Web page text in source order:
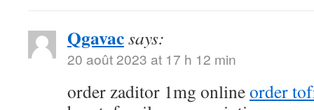
Qgavacsays:
20 août 2023 at 17 h 12 min
order zaditor 1mg onlineorder